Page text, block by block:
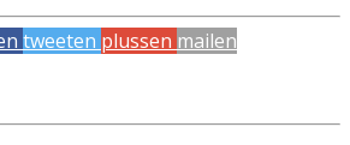
tweeten plussen mailen